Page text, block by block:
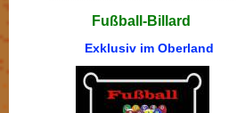
Fußball-Billard
Exklusiv im Oberland